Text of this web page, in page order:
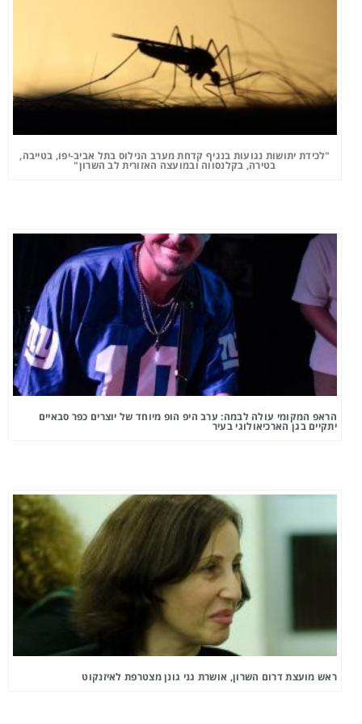
"לכידת יתושות נגועות בנגיף קדחת מערב הנילוס בתל אביב-יפו, בטייבה,
בטירה, בקלנסווה ובמועצה האזורית לב השרון"
הראפ המקומי עולה לבמה: ערב היפ הופ מיוחד של יוצרים כפר סבאיים
יתקיים בגן הארכיאולוגי בעיר
ראש מועצת דרום השרון, אושרת גני גונן מצטרפת לאיזנקוט